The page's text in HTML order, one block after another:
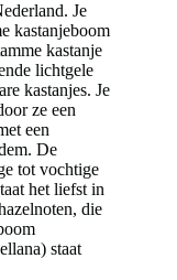
Je
kastanjeboom
kastanje
lichtgele
kastanjes. Je
ze een
een
De
tot vochtige
het liefst in
die
staat